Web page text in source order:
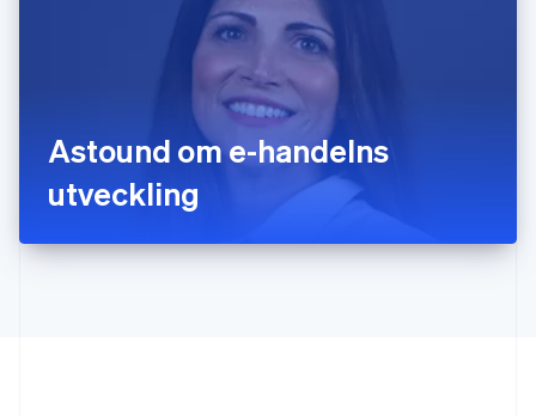
Astound om e-handelns
utveckling
Liechtenstein
Deutsch English
Litauen
Luxemburg